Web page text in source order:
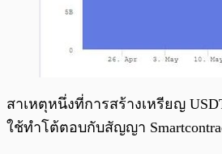
สาเหตุหนึ่งที่การสร้างเหรียญ
ใช้ทำโต้ตอบกับสัญญา